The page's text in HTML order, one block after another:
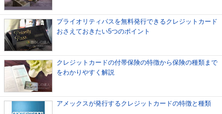
プライオリティパスを無料発行できるクレジットカード
おさえておきたい5つのポイント
クレジットカードの付帯保険の特徴から保険の種類まで
をわかりやすく解説
アメックスが発行するクレジットカードの特徴と種類